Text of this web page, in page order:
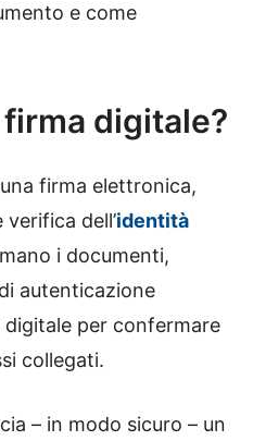
e come
firma digitale?
firma elettronica,
dell’identità
i documenti,
autenticazione
per confermare
collegati.
– in modo sicuro – un